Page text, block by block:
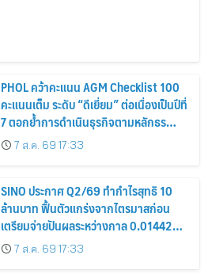
PHOL คว้าคะแนน AGM Checklist 100
คะแนนเต็ม ระดับ “ดีเยี่ยม” ต่อเนื่องเป็นปีที่
7 ตอกย้ำการดำเนินธุรกิจตามหลักธร
รมาภิบาล โปร่งใส สร้างความเชื่อมั่นผู้ถือ
หุ้น
7 ส.ค. 69 17:33
SINO ประกาศ Q2/69 ทำกำไรสุทธิ 10
ล้านบาท ฟื้นตัวแกร่งจากไตรมาสก่อน
เตรียมจ่ายปันผลระหว่างกาล 0.014423
บาทต่อหุ้น ครึ่งปีหลังมุ่งเติบโตต่อเนื่อง
7 ส.ค. 69 17:33